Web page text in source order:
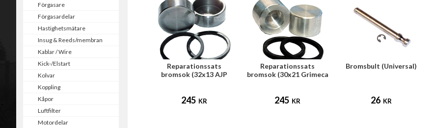
Förgasare
Förgasardelar
Hastighetsmätare
Insug & Reeds/membran
Kablar / Wire
Kick-/Elstart
Kolvar
Koppling
Kåpor
Luftfilter
Motordelar
Reparationssats
bromsok (32x13 AJP
245 KR
Reparationssats
bromsok (30x21 Grimeca
245 KR
Bromsbult (Universal)
26 KR